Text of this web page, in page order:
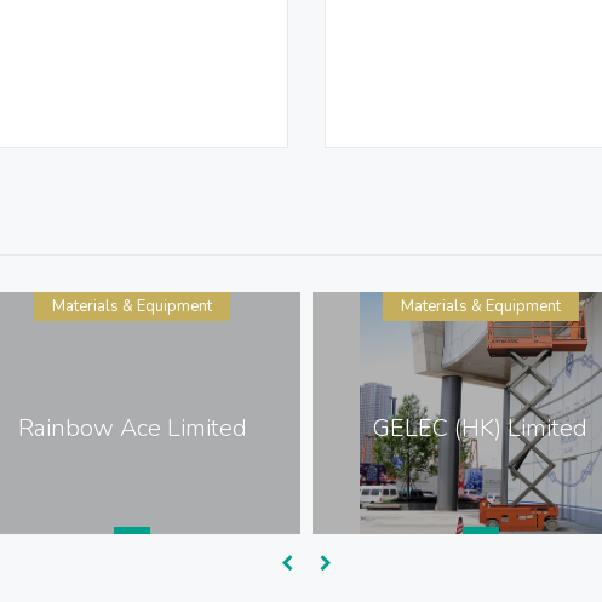
Rainbow Ace Limited
Materials & Equipment
GELEC (HK) Limited
Materials & Equipment